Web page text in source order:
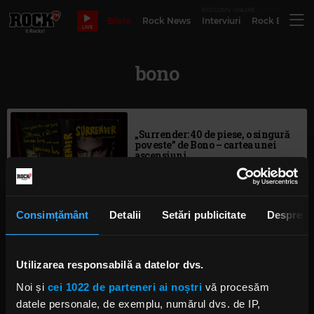
Consimțământ Detalii Setări publicitate Despre
Utilizarea responsabilă a datelor dvs.
Noi și cei 1022 de parteneri ai noștri vă procesăm
datele personale, de exemplu, numărul dvs. de IP,
LIVE
Bilete Rock News Interviuri Rock
bono
„Surrender: 40 de piese, o singură
poveste” de Bono – cartea unei
ascensiuni
MARȚI, 26 SEPTEMBRIE 2023
Crăciunului pentru ajutorarea
persoanelor fără adăpost